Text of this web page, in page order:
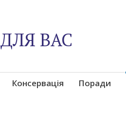
ВАС
Консервація Поради